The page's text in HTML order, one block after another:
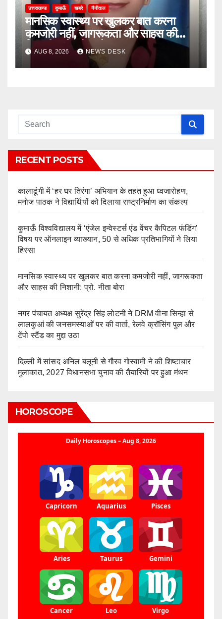
उत्तराखण्ड कुमाऊँ खबरे नैनीताल
मानसिक स्वास्थ्य पर खुलकर बात करना
कमजोरी नहीं, जागरूकता और साहस की
निशानी: प्रो. नीता बोरा
AUG 8, 2026 NEWS DESK
RECENT POSTS
कालाढूंगी में ‘हर घर तिरंगा’ अभियान के तहत हुआ ध्वजारोहण,
मनोज पाठक ने विद्यार्थियों को दिलाया राष्ट्रनिर्माण का संकल्प
कुमाऊँ विश्वविद्यालय में ‘एंजेल इन्वेस्टर्स एंड वेंचर कैपिटल फंडिंग’
विषय पर ऑनलाइन व्याख्यान, 50 से अधिक प्रतिभागियों ने लिया
हिस्सा
मानसिक स्वास्थ्य पर खुलकर बात करना कमजोरी नहीं, जागरूकता
और साहस की निशानी: प्रो. नीता बोरा
नगर पंचायत अध्यक्ष सुरेंद्र सिंह लोटनी ने DRM वीना सिन्हा से
लालकुआं की जनसमस्याओं पर की वार्ता, रेलवे क्रॉसिंग पुल और
टेंपो स्टैंड का मुद्दा उठा
दिल्ली में सांसद अनिल बलूनी से गौरव गोस्वामी ने की शिष्टाचार
मुलाकात, 2027 विधानसभा चुनाव की तैयारियों पर हुआ मंथन
HOROSCOPE